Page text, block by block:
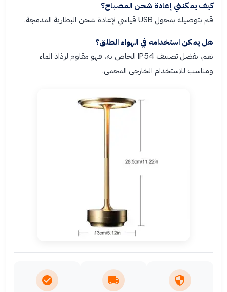
كيف يمكنني إعادة شحن المصباح؟
قم بتوصيله بمحول USB قياسي لإعادة شحن البطارية المدمجة.
هل يمكن استخدامه في الهواء الطلق؟
نعم، بفضل تصنيف IP54 الخاص به، فهو مقاوم لرذاذ الماء
ومناسب للاستخدام الخارجي المحمي.